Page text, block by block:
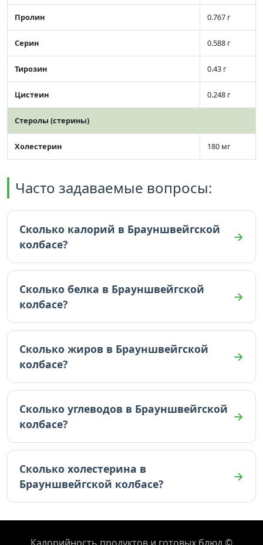
Пролин 0.767 г
Серин 0.588 г
Тирозин 0.43 г
Цистеин 0.248 г
Стеролы (стерины)
Холестерин 180 мг
Часто задаваемые вопросы:
Сколько калорий в Брауншвейгской
колбасе?
В Брауншвейгской колбасе 327 ккал (на 100г).
Сколько белка в Брауншвейгской
колбасе?
В Брауншвейгской колбасе 14.5 граммов белка
(на 100г).
Сколько жиров в Брауншвейгской
колбасе?
В Брауншвейгской колбасе 28.5 граммов жиров
(на 100г).
Сколько углеводов в Брауншвейгской
колбасе?
В Брауншвейгской колбасе 3.1 граммов
углеводов (на 100г).
Сколько холестерина в
Брауншвейгской колбасе?
(на 100г).